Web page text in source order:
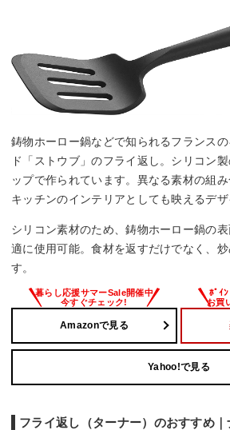
鋳物ホーロー鍋などで知られるフランス
ド「ストウブ」のフライ返し。シリコン
ップで作られています。異なる素材の組み
キッチンのインテリアとしても映えるデザ
シリコン素材のため、鋳物ホーロー鍋の
適に使用可能。食材を返すだけでなく、
す。
Amazonで見る
Yahoo!で見る
フライ返し（ターナー）のおすすめ